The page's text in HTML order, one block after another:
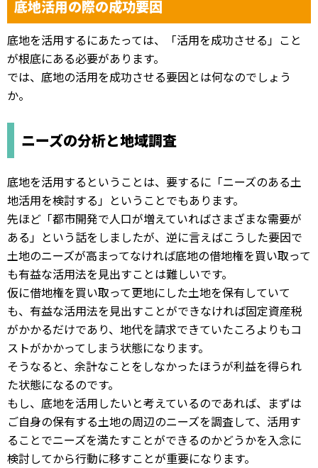
底地活用の際の成功要因
底地を活用するにあたっては、「活用を成功させる」こと
が根底にある必要があります。
では、底地の活用を成功させる要因とは何なのでしょう
か。
ニーズの分析と地域調査
底地を活用するということは、要するに「ニーズのある土
地活用を検討する」ということでもあります。
先ほど「都市開発で人口が増えていればさまざまな需要が
ある」という話をしましたが、逆に言えばこうした要因で
土地のニーズが高まってなければ底地の借地権を買い取って
も有益な活用法を見出すことは難しいです。
仮に借地権を買い取って更地にした土地を保有していて
も、有益な活用法を見出すことができなければ固定資産税
がかかるだけであり、地代を請求できていたころよりもコ
ストがかかってしまう状態になります。
そうなると、余計なことをしなかったほうが利益を得られ
た状態になるのです。
もし、底地を活用したいと考えているのであれば、まずは
ご自身の保有する土地の周辺のニーズを調査して、活用す
ることでニーズを満たすことができるのかどうかを入念に
検討してから行動に移すことが重要になります。